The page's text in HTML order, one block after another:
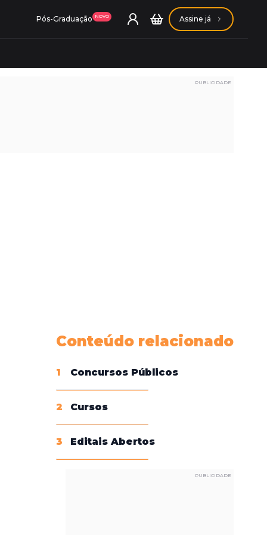
Pós-Graduação NOVO Assine já
PUBLICIDADE
Conteúdo relacionado
1 Concursos Públicos
2 Cursos
3 Editais Abertos
PUBLICIDADE